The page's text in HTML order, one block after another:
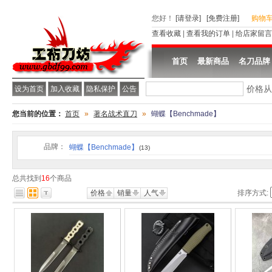
设为首页 加入收藏 隐私保护 公告
您好 ！ [请登录] [免费注册]
购物
查看收藏
查看我的订单 给店家留言
首页 最新商品 名刀品牌
价格
您当前的位置： 首页 » 著名战术直刀 » 蝴蝶【Benchmade】
品牌： 蝴蝶【Benchmade】 (13)
总共找到 16个商品
价格
销量 人气 排序方式: